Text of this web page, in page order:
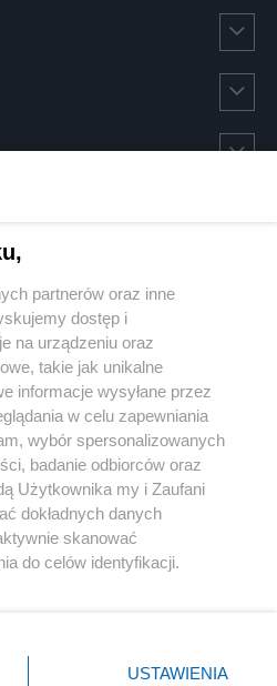
Instagram Youtube
partnerów oraz inne
dostęp i
na urządzeniu oraz
takie jak unikalne
informacje wysyłane przez
w celu zapewniania
wybór spersonalizowanych
badanie odbiorców oraz
Użytkownika my i Zaufani
dokładnych danych
skanować
do celów identyfikacji.
ustawień prywatności
USTAWIENIA